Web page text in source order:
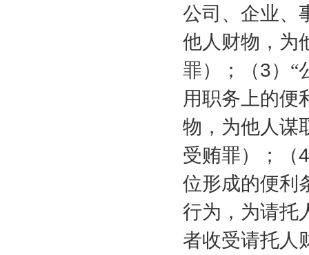
公司、企业、
他人财物，为
罪）；（3）“
用职务上的便
物，为他人谋
受贿罪）；（4
位形成的便利
行为，为请托
者收受请托人